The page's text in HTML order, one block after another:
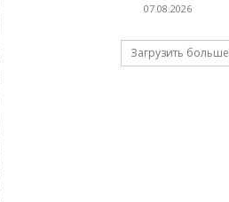
07.08.2026
Загрузить больше